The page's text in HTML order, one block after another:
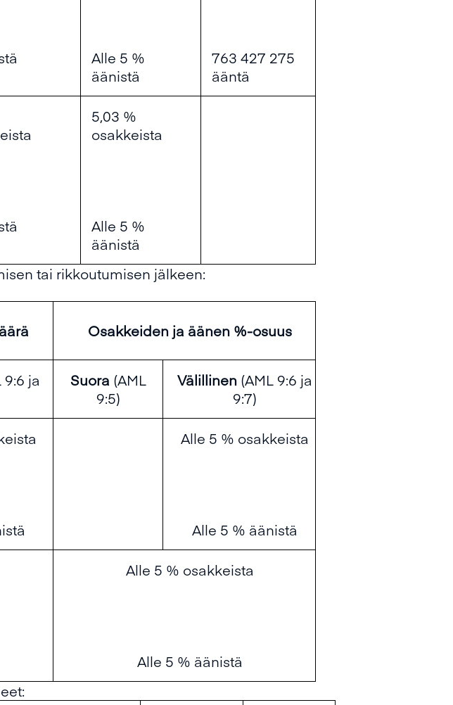
Alle 5 %
äänistä
763 427 275
ääntä
5,03 %
osakkeista
Alle 5 %
äänistä
tai rikkoutumisen jälkeen:
Osakkeiden ja äänen %-osuus
9:6 ja
Suora (AML
9:5)
Välillinen(AML 9:6 ja
9:7)
Alle 5 % osakkeista
Alle 5 % äänistä
Alle 5 % osakkeista
Alle 5 % äänistä